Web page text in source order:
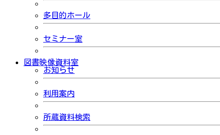
多目的ホール
セミナー室
図書映像資料室
お知らせ
利用案内
所蔵資料検索